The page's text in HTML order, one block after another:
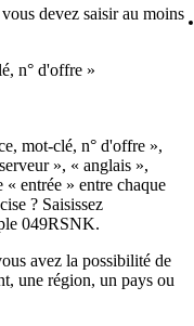
devez saisir au moins
n° d'offre »
mot-clé, n° d'offre »,
», « anglais »,
« entrée » entre chaque
? Saisissez
049RSNK.
avez la possibilité de
une région, un pays ou